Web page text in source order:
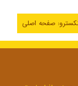
صفحه اصلی